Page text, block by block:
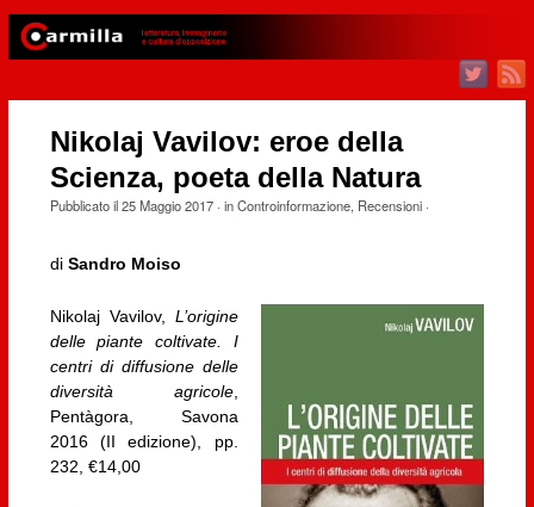
Nikolaj Vavilov: eroe della
Scienza, poeta della Natura
Pubblicato il25 Maggio 2017· inControinformazione, Recensioni·
di Sandro Moiso
Nikolaj Vavilov, L’origine
delle piante coltivate. I
centri di diffusione delle
diversità agricole,
Pentàgora, Savona
2016 (II edizione), pp.
232, €14,00